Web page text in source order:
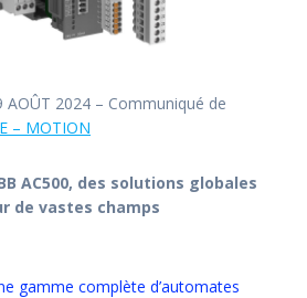
AOÛT 2024 – Communiqué de
– MOTION
AC500, des solutions globales
de vastes champs
gamme complète d’automates